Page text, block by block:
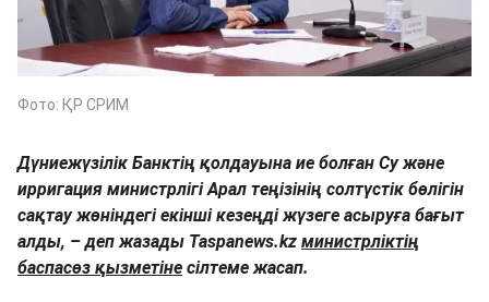
Фото: ҚР СРИМ
Дүниежүзілік Банктің қолдауына ие болған Су және
ирригация министрлігі Арал теңізінің солтүстік бөлігін
сақтау жөніндегі екінші кезеңді жүзеге асыруға бағыт
алды, – деп жазады Taspanews.kz министрліктің
баспасөз қызметіне сілтеме жасап.